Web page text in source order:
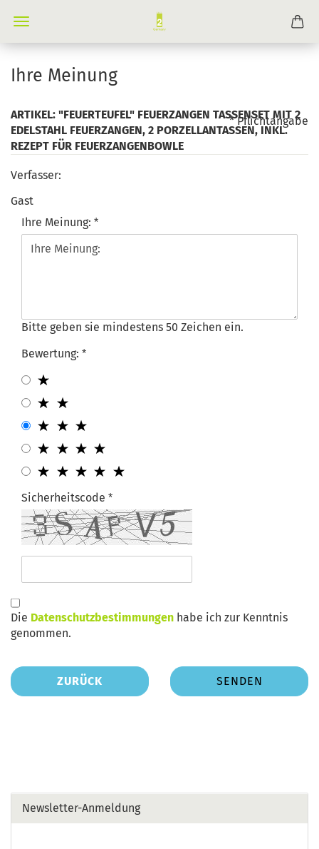
Ihre Meinung
ARTIKEL: "FEUERTEUFEL" FEUERZANGEN TASSENSET MIT 2
EDELSTAHL FEUERZANGEN, 2 PORZELLANTASSEN, INKL.
REZEPT FÜR FEUERZANGENBOWLE
Verfasser:
Gast
Ihre Meinung:
Bitte geben sie mindestens 50 Zeichen ein.
Bewertung:
Sicherheitscode
Die Datenschutzbestimmungen habe ich zur Kenntnis
genommen.
ZURÜCK SENDEN
* Pflichtangabe
Newsletter-Anmeldung